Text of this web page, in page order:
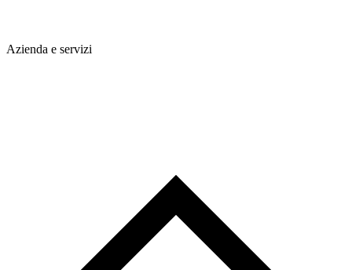
Azienda e servizi